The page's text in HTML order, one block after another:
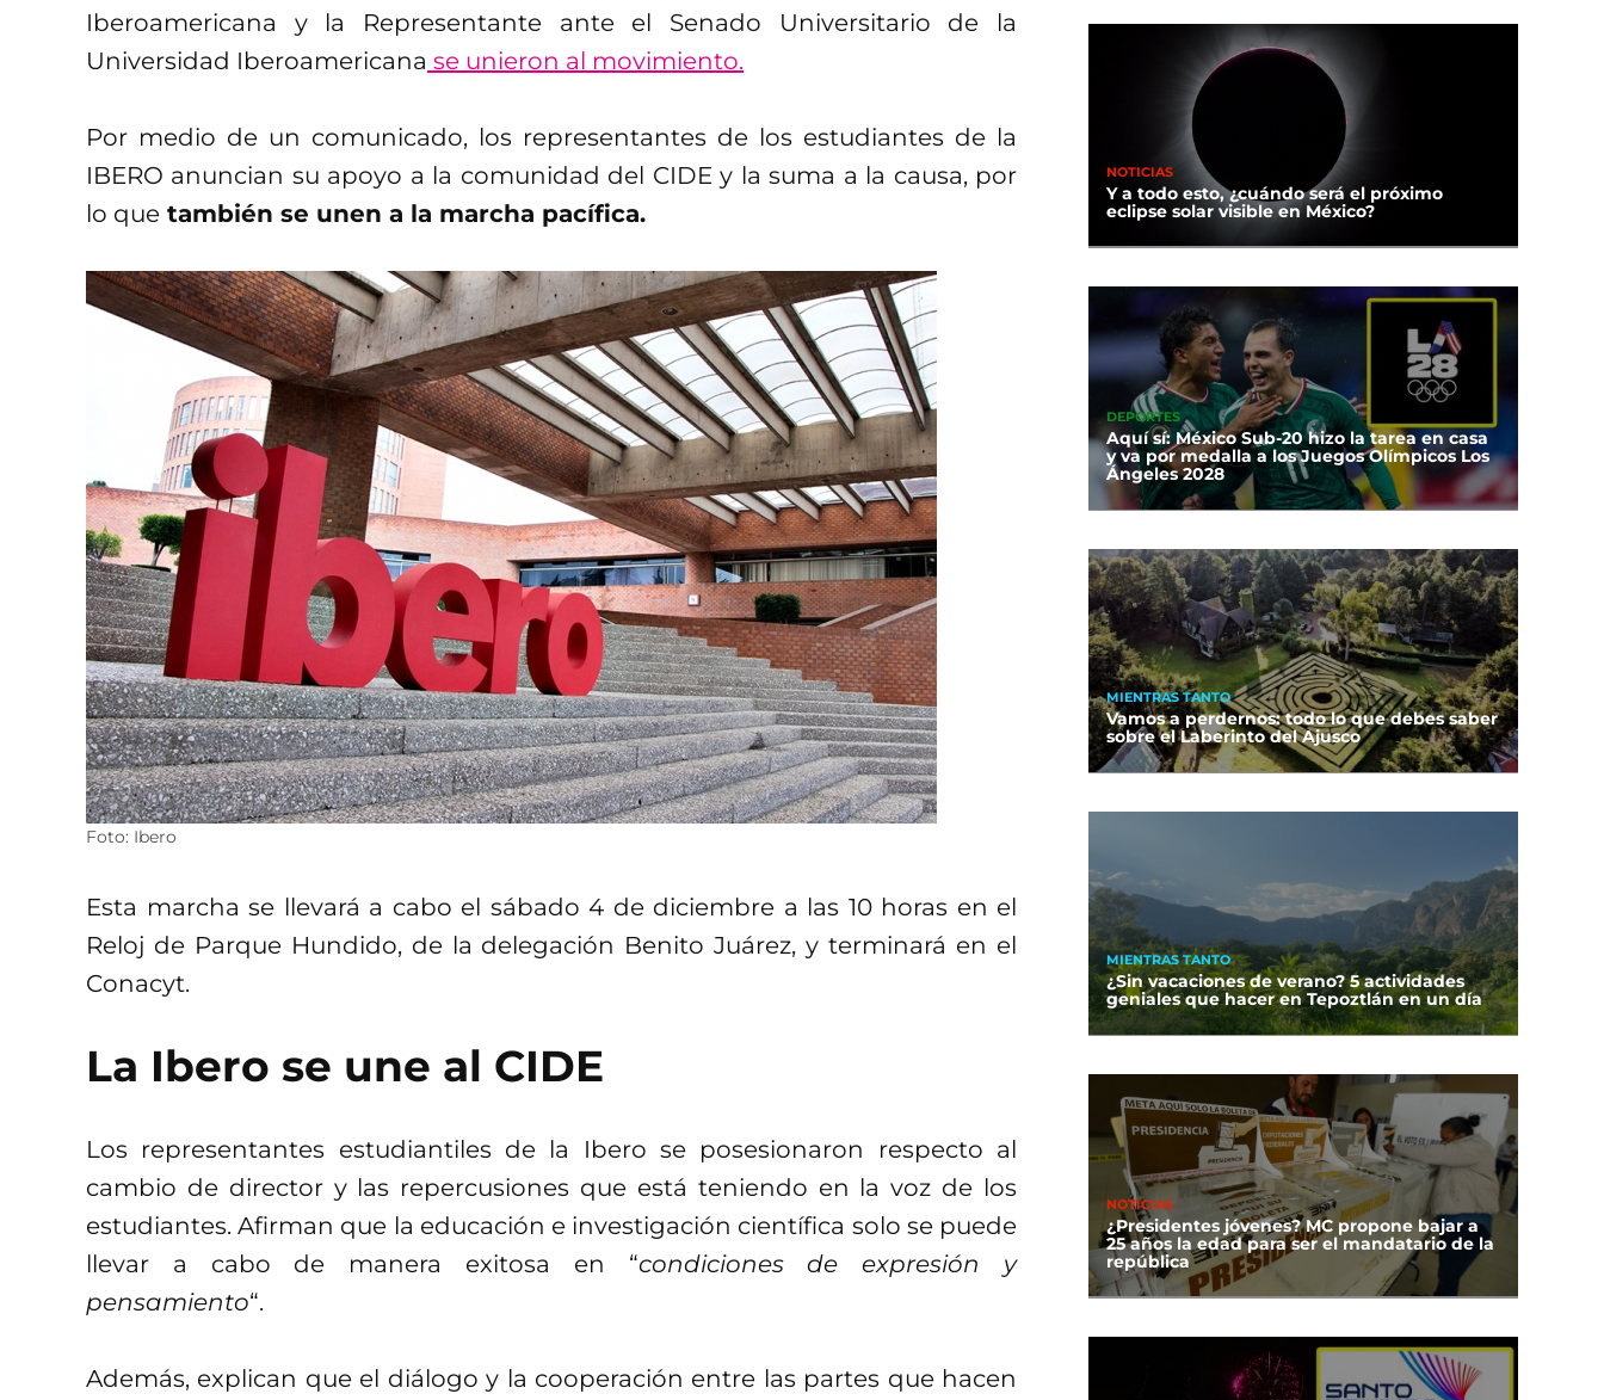
Iberoamericana y la Representante ante el Senado Universitario de la
Universidad Iberoamericana se unieron al movimiento.
Por medio de un comunicado, los representantes de los estudiantes de la
IBERO anuncian su apoyo a la comunidad del CIDE y la suma a la causa, por
lo que también se unen a la marcha pacífica.
Foto: Ibero
Esta marcha se llevará a cabo el sábado 4 de diciembre a las 10 horas en el
Reloj de Parque Hundido, de la delegación Benito Juárez, y terminará en el
Conacyt.
La Ibero se une al CIDE
Los representantes estudiantiles de la Ibero se posesionaron respecto al
cambio de director y las repercusiones que está teniendo en la voz de los
estudiantes. Afirman que la educación e investigación científica solo se puede
llevar a cabo de manera exitosa en “condiciones de expresión y
pensamiento“.
Además, explican que el diálogo y la cooperación entre las partes que hacen
NOTICIAS
Y a todo esto, ¿cuándo será el próximo
eclipse solar visible en México?
DEPORTES
Aquí sí: México Sub-20 hizo la tarea en casa
y va por medalla a los Juegos Olímpicos Los
Ángeles 2028
MIENTRAS TANTO
Vamos a perdernos: todo lo que debes saber
sobre el Laberinto del Ajusco
MIENTRAS TANTO
¿Sin vacaciones de verano? 5 actividades
geniales que hacer en Tepoztlán en un día
NOTICIAS
¿Presidentes jóvenes? MC propone bajar a
25 años la edad para ser el mandatario de la
república